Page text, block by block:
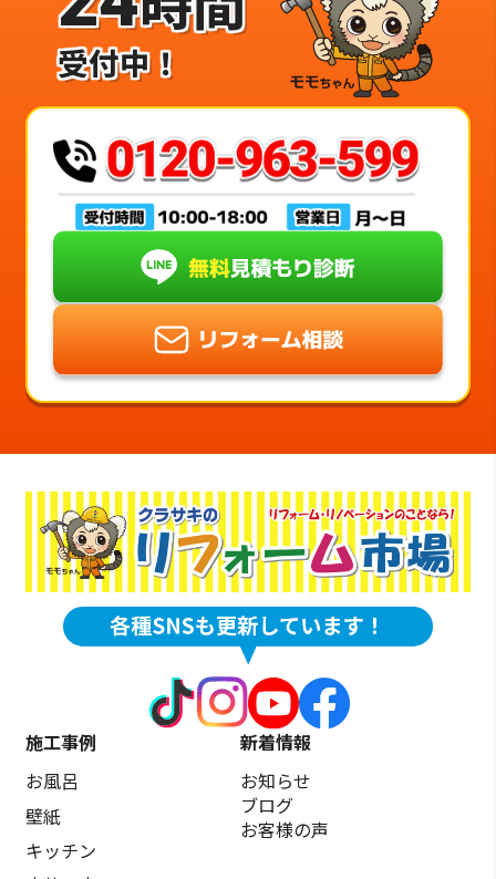
受付中！
施工事例
お風呂
壁紙
キッチン
新着情報
お知らせ
ブログ
お客様の声